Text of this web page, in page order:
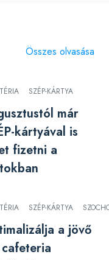
Összes olvasása
KÁRTYASZÉP-KÁRTYA
már
kártyával is
fizetni a
SZÉP-KÁRTYA
a jövő